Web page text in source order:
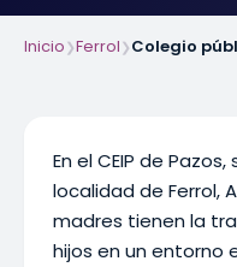
Inicio❯Ferrol❯Colegio
En el CEIP de
localidad de Ferrol,
madres tienen la
hijos en un entorno